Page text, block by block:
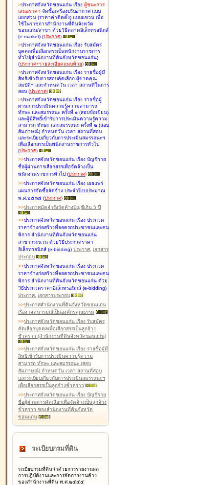
>ประกาศจังหวัดขอนแก่น เรื่อง ผู้ชนะการ
เสนอราคา จัดซื้อเครื่องปรับอากาศ แบบ
แยกส่วน (ราคาค่าติดตั้ง) แบบแขวน เพื่อ
ใช้ในราชการสำนักงานที่ดินจังหวัด
ขอนแก่น/สาขา ด้วยวิธีตลาดอิเล็กทรอนิกส์
(e-market) (ประกาศ)
>ประกาศจังหวัดขอนแก่น เรื่อง รับสมัคร
บุคคลเพื่อเลือกสรรเป็นพนักงานราชการ
ทั่วไป(สำนักงานที่ดินจังหวัดขอนแก่น)
(ประกาศ+รายละเอียดแนบท้าย)
>ประกาศจังหวัดขอนแก่น เรื่อง รายชื่อผู้มี
สิทธิเข้ารับการสอบคัดเลือก ผู้ขาดคุณ
สมบัติฯ และกำหนดวัน เวลา สถานที่ในการ
สอบ (ประกาศ)
>ประกาศจังหวัดขอนแก่น เรื่อง รายชื่อผู้
ผ่านการประเมินความรู้ความสามารถ
ทักษะ และสมรรถนะ ครั้งที่ ๑ (สอบข้อเขียน)
และผู้มีสิทธิ์เข้ารับการประเมินความรู้ความ
สามารถ ทักษะ และสมรรถนะ ครั้งที่ ๒ (สอบ
สัมภาษณ์) กำหนดวัน เวลา สถานที่สอบ
และระเบียบเกี่ยวกับการประเมินสมรรถนะฯ
เพื่อเลือกสรรเป็นพนักงานราชการทั่วไป
(ประกาศ)
>>ประกาศจังหวัดขอนแก่น เรื่อง บัญชีราย
ชื่อผู้ผ่านการเลือกสรรเพื่อจัดจ้างเป็น
พนักงานราชการทั่วไป (ประกาศ)
>>ประกาศจังหวัดขอนแก่น เรื่อง เผยแพร่
แผนการจัดซื้อจัดจ้าง ประจำปีงบประมาณ
พ.ศ.๒๕๖๘ (ประกาศ)
>>ประกาศมัดจำรังวัดค้างบัญชีเกิน 5 ปี
>>ประกาศจังหวัดขอนแก่น เรื่อง ประกวด
ราคาจ้างก่อสร้างที่จอดรถประชาชนและคน
พิการ สำนักงานที่ดินจังหวัดขอนแก่น
สาขากระนวน ด้วยวิธีประกวดราคา
อิเล็กทรอนิกส์ (e-bidding) ประกาศ, เอกสาร
ประกอบ
>>ประกาศจังหวัดขอนแก่น เรื่อง ประกวด
ราคาจ้างก่อสร้างที่จอดรถประชาชนและคน
พิการ สำนักงานที่ดินจังหวัดขอนแก่น ด้วย
วิธีประกวดราคาอิเล็กทรอนิกส์ (e-bidding)
ประกาศ, เอกสารประกอบ
>>ประกาศสำนักงานที่ดินจังหวัดขอนแก่น
เรื่อง เจตนารมณ์เป็นองค์กรคุณธรรม
>>ประกาศจังหวัดขอนแก่น เรื่อง รับสมัคร
คัดเลือกบุคคลเพื่อเลือกสรรเป็นลูกจ้าง
ชั่วคราว (สำนักงานที่ดินจังหวัดขอนแก่น)
>>ประกาศจังหวัดขอนแก่น เรื่อง รายชื่อผู้มี
สิทธิเข้ารับการประเมินความรู้ความ
สามารถ ทักษะ และสมรรถนะ (สอบ
สัมภาษณ์) กำหนดวัน เวลา สถานที่สอบ
และระเบียบเกี่ยวกับการประเมินสมรรถนะฯ
เพื่อเลือกสรรเป็นลูกจ้างชั่วคราว
>>ประกาศจังหวัดขอนแก่น เรื่อง บัญชีราย
ชื่อผู้ผ่านการคัดเลือกเพื่อจัดจ้างเป็นลูกจ้าง
ชั่วคราว ของสำนักงานที่ดินจังหวัด
ขอนแก่น
ระเบียบกรมที่ดิน
ระเบียบกรมที่ดินว่าด้วยการรายงานผล
การปฏิบัติงานและการจัดการงานค้าง
ของสำนักงานที่ดิน พ.ศ.๒๕๕๕